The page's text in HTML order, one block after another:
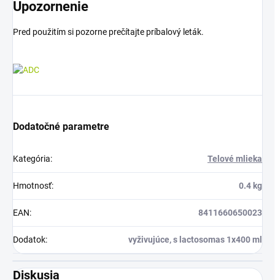
Upozornenie
Pred použitím si pozorne prečítajte príbalový leták.
Dodatočné parametre
Kategória: Telové mlieka
Hmotnosť: 0.4 kg
EAN: 8411660650023
Dodatok: vyživujúce, s lactosomas 1x400 ml
Diskusia